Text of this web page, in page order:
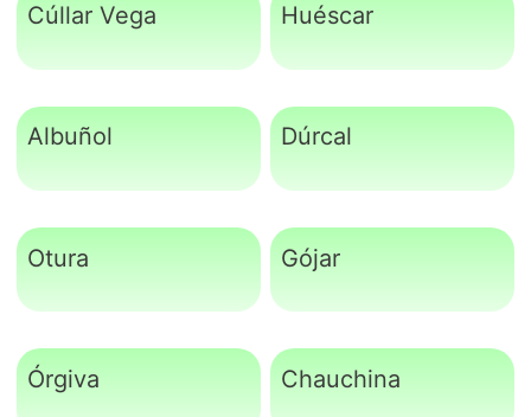
Cúllar Vega Huéscar
Albuñol Dúrcal
Otura Gójar
Órgiva Chauchina